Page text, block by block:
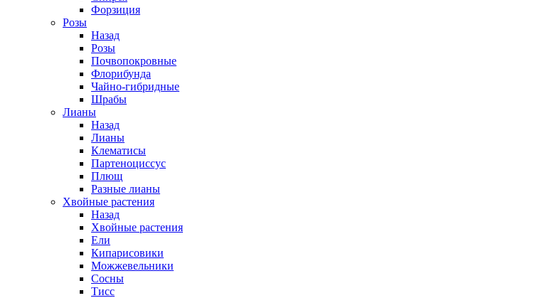
Форзиция
Розы
Назад
Розы
Почвопокровные
Флорибунда
Чайно-гибридные
Шрабы
Лианы
Назад
Лианы
Клематисы
Партеноциссус
Плющ
Разные лианы
Хвойные растения
Назад
Хвойные растения
Ели
Кипарисовики
Можжевельники
Сосны
Тисс